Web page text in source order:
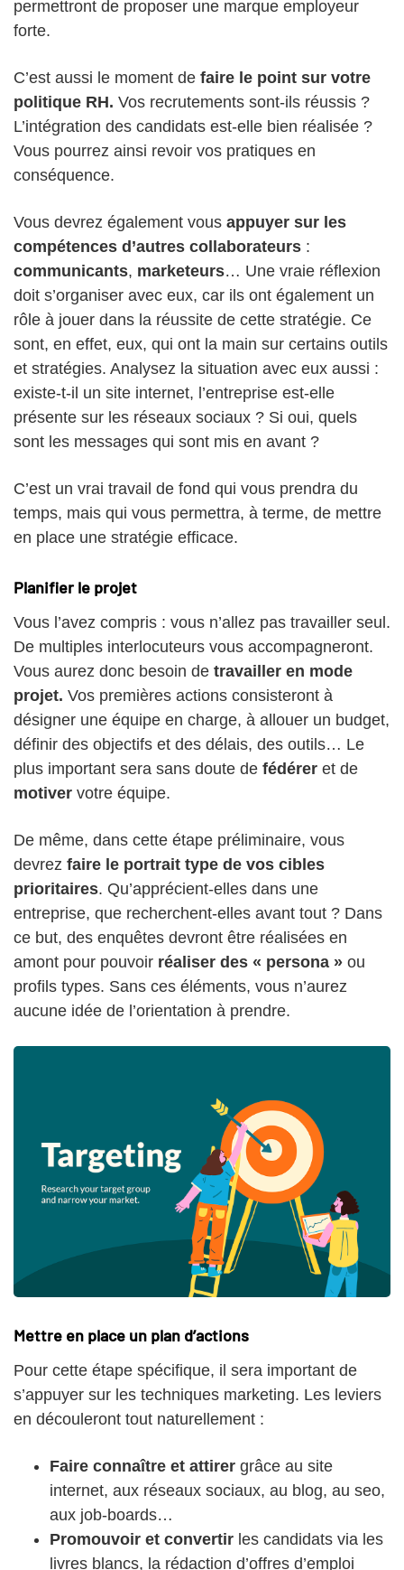
permettront de proposer une marque employeur
forte.
C’est aussi le moment de faire le point sur votre
politique RH. Vos recrutements sont-ils réussis ?
L’intégration des candidats est-elle bien réalisée ?
Vous pourrez ainsi revoir vos pratiques en
conséquence.
Vous devrez également vous appuyer sur les
compétences d’autres collaborateurs :
communicants, marketeurs… Une vraie réflexion
doit s’organiser avec eux, car ils ont également un
rôle à jouer dans la réussite de cette stratégie. Ce
sont, en effet, eux, qui ont la main sur certains outils
et stratégies. Analysez la situation avec eux aussi :
existe-t-il un site internet, l’entreprise est-elle
présente sur les réseaux sociaux ? Si oui, quels
sont les messages qui sont mis en avant ?
C’est un vrai travail de fond qui vous prendra du
temps, mais qui vous permettra, à terme, de mettre
en place une stratégie efficace.
Planifier le projet
Vous l’avez compris : vous n’allez pas travailler seul.
De multiples interlocuteurs vous accompagneront.
Vous aurez donc besoin de travailler en mode
projet. Vos premières actions consisteront à
désigner une équipe en charge, à allouer un budget,
définir des objectifs et des délais, des outils… Le
plus important sera sans doute de fédérer et de
motiver votre équipe.
De même, dans cette étape préliminaire, vous
devrez faire le portrait type de vos cibles
prioritaires. Qu’apprécient-elles dans une
entreprise, que recherchent-elles avant tout ? Dans
ce but, des enquêtes devront être réalisées en
amont pour pouvoir réaliser des « persona » ou
profils types. Sans ces éléments, vous n’aurez
aucune idée de l’orientation à prendre.
Mettre en place un plan d’actions
Pour cette étape spécifique, il sera important de
s’appuyer sur les techniques marketing. Les leviers
en découleront tout naturellement :
Faire connaître et attirer grâce au site
internet, aux réseaux sociaux, au blog, au seo,
aux job-boards…
Promouvoir et convertir les candidats via les
livres blancs, la rédaction d’offres d’emploi